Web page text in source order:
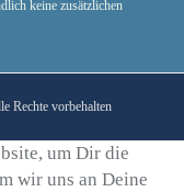
keine zusätzlichen
Rechte vorbehalten
um Dir die
wir uns an Deine